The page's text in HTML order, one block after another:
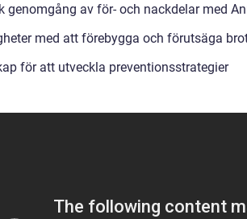
genomgång av för- och nackdelar med
med att förebygga och förutsäga
för att utveckla preventionsstrategier